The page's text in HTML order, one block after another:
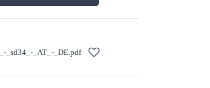
_sd34_-_AT_-_DE.pdf